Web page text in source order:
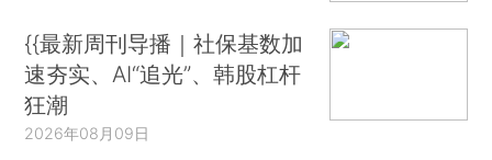
{{最新周刊导播｜社保基数加
速夯实、AI“追光”、韩股杠杆
狂潮
2026年08月09日